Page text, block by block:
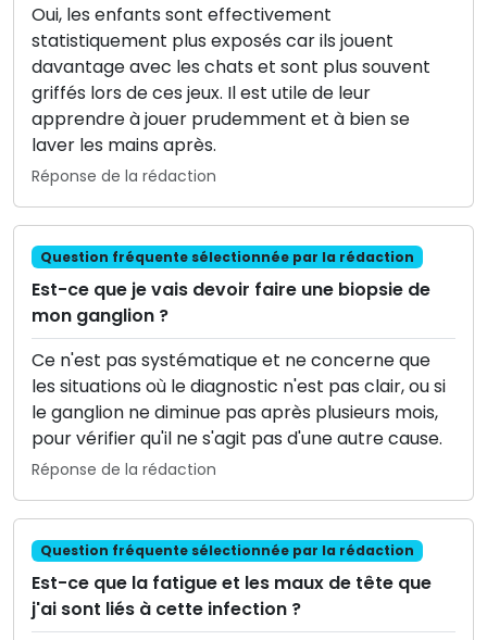
Oui, les enfants sont effectivement
statistiquement plus exposés car ils jouent
davantage avec les chats et sont plus souvent
griffés lors de ces jeux. Il est utile de leur
apprendre à jouer prudemment et à bien se
laver les mains après.
Réponse de la rédaction
Question fréquente sélectionnée par la rédaction
Est-ce que je vais devoir faire une biopsie de
mon ganglion ?
Ce n'est pas systématique et ne concerne que
les situations où le diagnostic n'est pas clair, ou si
le ganglion ne diminue pas après plusieurs mois,
pour vérifier qu'il ne s'agit pas d'une autre cause.
Réponse de la rédaction
Question fréquente sélectionnée par la rédaction
Est-ce que la fatigue et les maux de tête que
j'ai sont liés à cette infection ?